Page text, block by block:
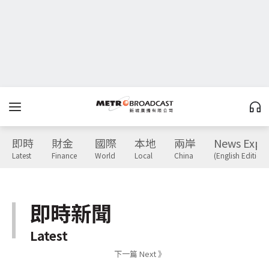
即時
Latest
財金
Finance
國際
World
本地
Local
兩岸
China
News
(English Edition)
即時新聞
Latest
下一篇 Next 》